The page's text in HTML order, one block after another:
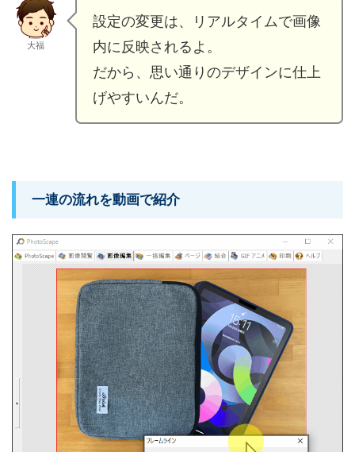
大福
設定の変更は、リアルタイムで画像
内に反映されるよ。
だから、思い通りのデザインに仕上
げやすいんだ。
一連の流れを動画で紹介